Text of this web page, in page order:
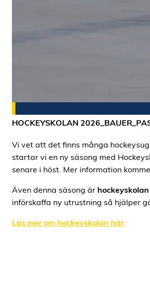
HOCKEYSKOLAN
Vi vet att det finns många
startar vi en ny säsong med
senare i höst. Mer information
Även denna säsong är
införskaffa ny utrustning så hjälper
Läs mer om hockeyskolan här